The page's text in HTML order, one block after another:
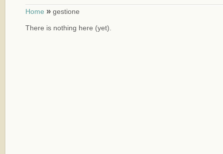
Home » gestione
There is nothing here (yet).